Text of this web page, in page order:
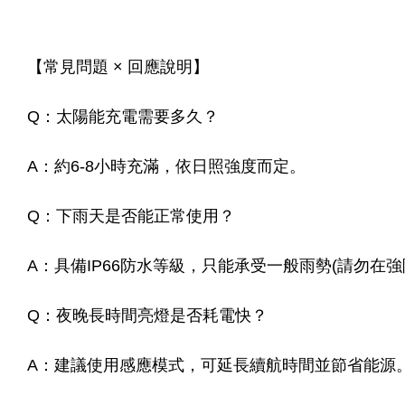
【常見問題 × 回應說明】
Q：太陽能充電需要多久？
A：約6-8小時充滿，依日照強度而定。
Q：下雨天是否能正常使用？
A：具備IP66防水等級，只能承受一般雨勢(請勿在強
Q：夜晚長時間亮燈是否耗電快？
A：建議使用感應模式，可延長續航時間並節省能源。